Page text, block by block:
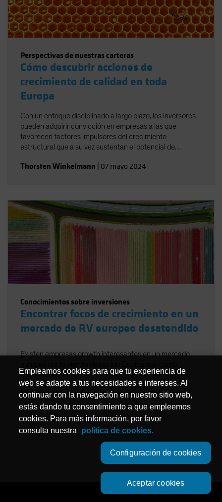
Perspectivas de nuestras carteras
Cómo descubrir acciones de
crecimiento de calidad en toda
Europa
Con un enfoque disciplinado a largo plazo, los inversores
pueden adquirir convicción en empresas a las que
favorecen factores impulsores del crecimiento
estructural que a su vez sustentan el potencial de
Thorsten Winkelmann 07 mayo 2024
Conocimientos sobre inversiones
Encontrar focos de crecimiento en un
mercado de RV europeo desatendido
Existen empresas growth interesantes en un mercado
encontrarlas
Thorsten Winkelmann,Marcus Morris-Eyton| 15
marzo 2024
Empleamos cookies para que tu experiencia de
web se adapte a tus necesidades e intereses. Al
continuar con la navegación en nuestro sitio web,
estás dando tu consentimiento a que empleemos
cookies. Para más información, por favor
consulta nuestra
política de cookies.
Configuración de cookies
Aceptar cookies